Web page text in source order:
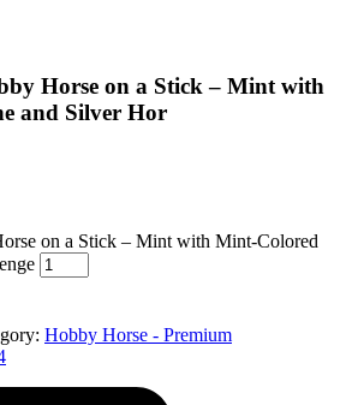
Horse on a Stick – Mint with
and Silver Hor
on a Stick – Mint with Mint-Colored
Hobby Horse - Premium